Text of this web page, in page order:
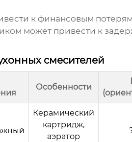
к финансовым
может привести к
смесителей
Особенности
Керамический
картридж,
аэратор